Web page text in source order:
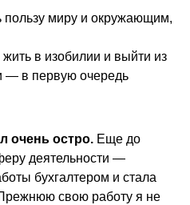
пользу миру и окружающим,
жить в изобилии и выйти из
— в первую очередь
очень остро. Еще до
деятельности —
бухгалтером и стала
свою работу я не